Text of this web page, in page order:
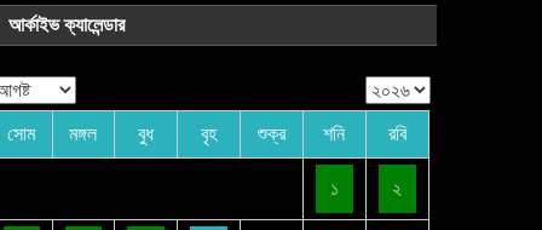
আর্কাইভ ক্যালেন্ডার
সোম মঙ্গল বুধ বৃহ শুক্র শনি রবি
১ ২